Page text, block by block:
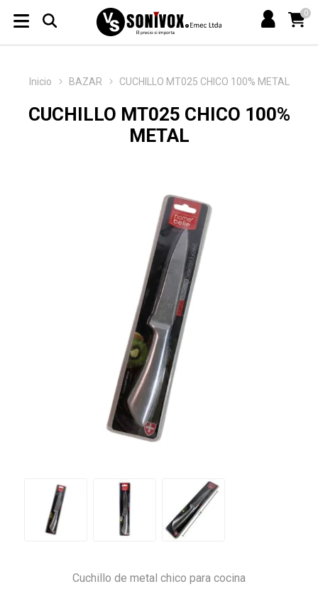
0
Inicio BAZAR CUCHILLO MT025 CHICO 100% METAL
CUCHILLO MT025 CHICO 100%
METAL
Cuchillo de metal chico para cocina